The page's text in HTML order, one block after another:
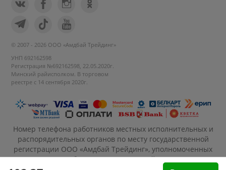
© 2007 - 2026 ООО «Амдбай Трейдинг»
УНП 692162598
Регистрация №692162598, 22.05.2020г.
Минский райисполком. В торговом
реестре с 14 сентября 2020г.
Номер телефона работников местных исполнительных и
распорядительных органов по месту государственной
регистрации ООО «Амдбай Трейдинг», уполномоченных
рассматривать обращения покупателей: +375 17 270-35-